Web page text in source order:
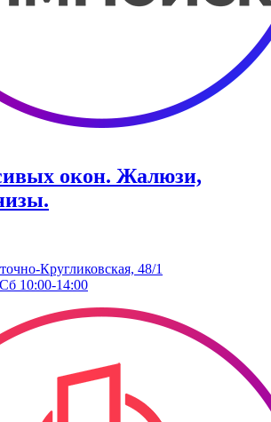
окон. Жалюзи,
Кругликовская, 48/1
10:00-14:00